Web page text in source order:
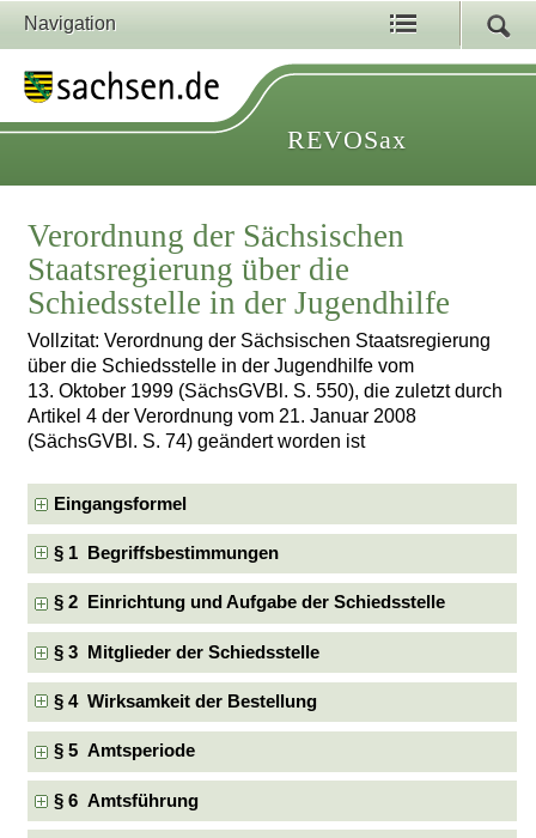
Navigation
REVOSax
Verordnung der Sächsischen
Staatsregierung über die
Schiedsstelle in der Jugendhilfe
Vollzitat: Verordnung der Sächsischen Staatsregierung
über die Schiedsstelle in der Jugendhilfe vom
13. Oktober 1999 (SächsGVBl. S. 550), die zuletzt durch
Artikel 4 der Verordnung vom 21. Januar 2008
(SächsGVBl. S. 74) geändert worden ist
Eingangsformel
§ 1 Begriffsbestimmungen
§ 2 Einrichtung und Aufgabe der Schiedsstelle
§ 3 Mitglieder der Schiedsstelle
§ 4 Wirksamkeit der Bestellung
§ 5 Amtsperiode
§ 6 Amtsführung